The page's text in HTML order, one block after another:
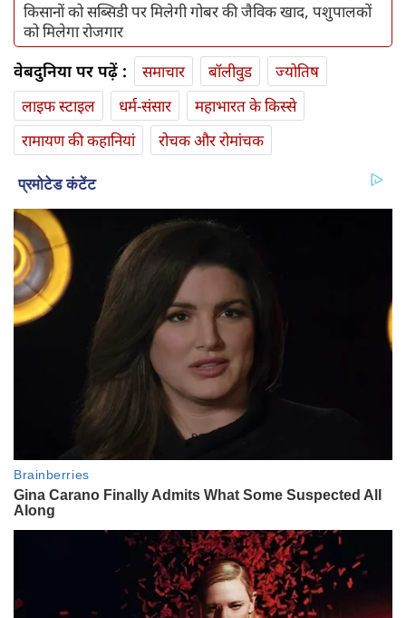
किसानों को सब्सिडी पर मिलेगी गोबर की जैविक खाद, पशुपालकों
को मिलेगा रोजगार
वेबदुनिया पर पढ़ें : समाचार बॉलीवुड
ज्योतिष
लाइफ स्‍टाइल
धर्म-संसार
महाभारत के किस्से
रामायण की कहानियां
रोचक और रोमांचक